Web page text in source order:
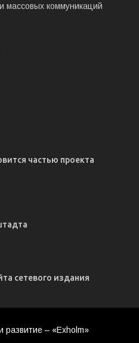
массовых коммуникаций
частью проекта
сетевого издания
развитие – «Exholm»